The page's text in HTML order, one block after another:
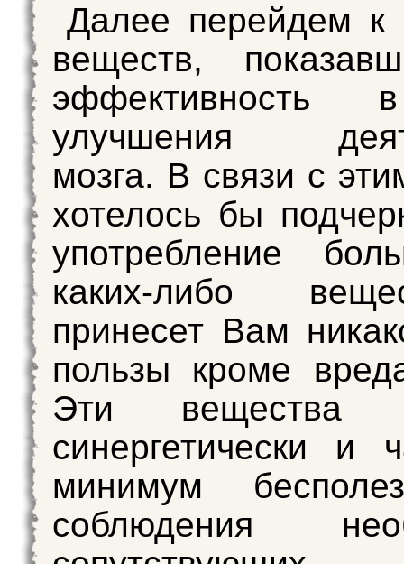
Далее перейдем к
веществ,
эффективность
улучшения
мозга. В связи с
хотелось бы
употребление
каких-либо
принесет Вам
пользы кроме
Эти вещества
синергетически и
минимум
соблюдения